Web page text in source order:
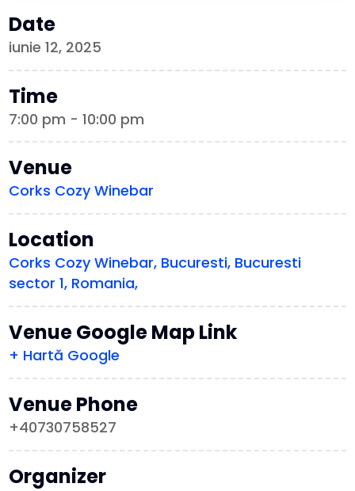
Date
iunie 12, 2025
Time
7:00 pm - 10:00 pm
Venue
Corks Cozy Winebar
Location
Corks Cozy Winebar, Bucuresti, Bucuresti
sector 1, Romania,
Venue Google Map Link
+ Hartă Google
Venue Phone
+40730758527
Organizer